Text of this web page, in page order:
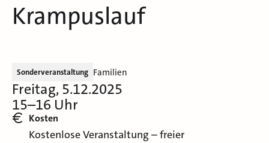
Krampuslauf
Sonderveranstaltung Familien
Freitag, 5.12.2025
15–16 Uhr
Kosten
Kostenlose Veranstaltung – freier